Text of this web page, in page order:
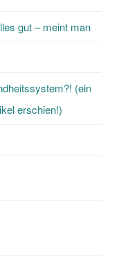
gut – meint man
(ein
erschien!)